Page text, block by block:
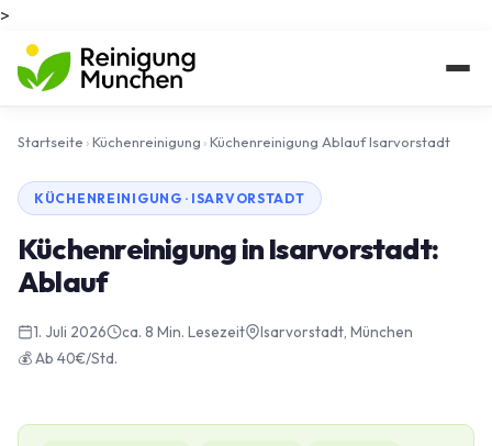
>
Startseite ›Küchenreinigung ›Küchenreinigung Ablauf Isarvorstadt
KÜCHENREINIGUNG · ISARVORSTADT
Küchenreinigung in Isarvorstadt:
Ablauf
1. Juli 2026 ca. 8 Min. Lesezeit
Isarvorstadt, München
💰 Ab 40€/Std.